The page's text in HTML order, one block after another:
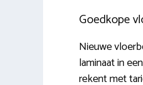
Goedkope
Nieuwe
laminaat in
rekent met